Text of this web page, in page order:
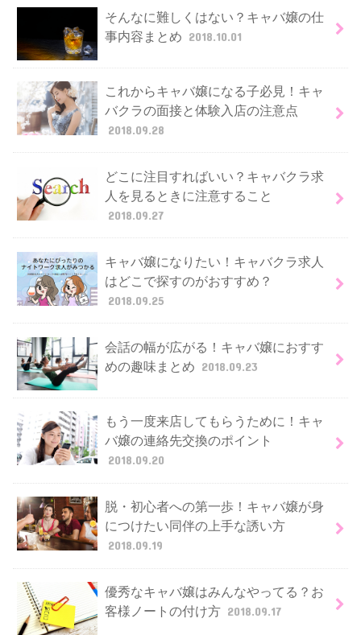
そんなに難しくはない？キャバ嬢の仕
事内容まとめ 2018.10.01
これからキャバ嬢になる子必見！キャ
バクラの面接と体験入店の注意点
2018.09.28
どこに注目すればいい？キャバクラ求
人を見るときに注意すること
2018.09.27
キャバ嬢になりたい！キャバクラ求人
はどこで探すのがおすすめ？
2018.09.25
会話の幅が広がる！キャバ嬢におすす
めの趣味まとめ 2018.09.23
もう一度来店してもらうために！キャ
バ嬢の連絡先交換のポイント
2018.09.20
脱・初心者への第一歩！キャバ嬢が身
につけたい同伴の上手な誘い方
2018.09.19
優秀なキャバ嬢はみんなやってる？お
客様ノートの付け方 2018.09.17